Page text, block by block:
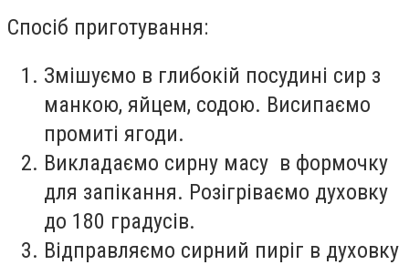
Спосіб приготування:
Змішуємо в глибокій посудині сир з
манкою, яйцем, содою. Висипаємо
промиті ягоди.
Викладаємо сирну масу в формочку
для запікання. Розігріваємо духовку
до 180 градусів.
Відправляємо сирний пиріг в духовку